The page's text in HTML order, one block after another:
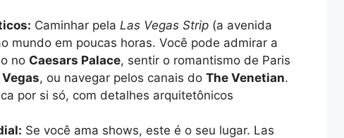
Caminhar pela Las Vegas Strip (a avenida
mundo em poucas horas. Você pode admirar a
no Caesars Palace, sentir o romantismo de Paris
, ou navegar pelos canais do The Venetian.
por si só, com detalhes arquitetônicos
Se você ama shows, este é o seu lugar. Las